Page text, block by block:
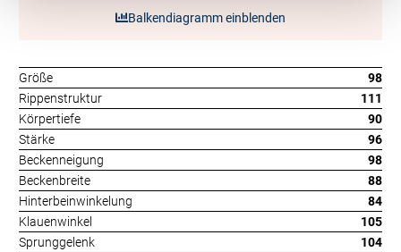
Balkendiagramm einblenden
Größe
98
Rippenstruktur
111
Körpertiefe
90
Stärke
96
Beckenneigung
98
Beckenbreite
88
Hinterbeinwinkelung
84
Klauenwinkel
105
Sprunggelenk
104